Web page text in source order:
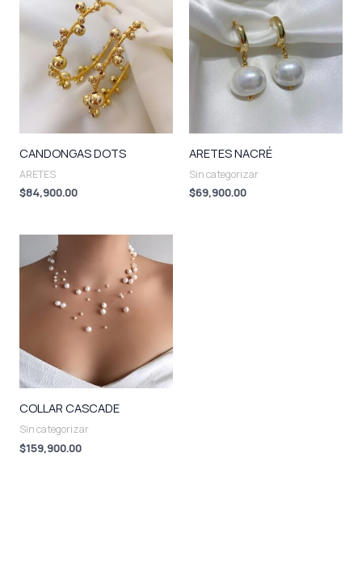
CANDONGAS DOTS
ARETES
$84,900.00
ARETES NACRÉ
Sin categorizar
$69,900.00
COLLAR CASCADE
Sin categorizar
$159,900.00